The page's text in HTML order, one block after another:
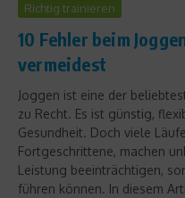
Richtig trainieren
10 Fehler beim
vermeidest
Joggen ist eine der
zu Recht. Es ist günstig,
Gesundheit. Doch viele
Fortgeschrittene, machen
Leistung beeinträchtigen,
führen können. In diesem